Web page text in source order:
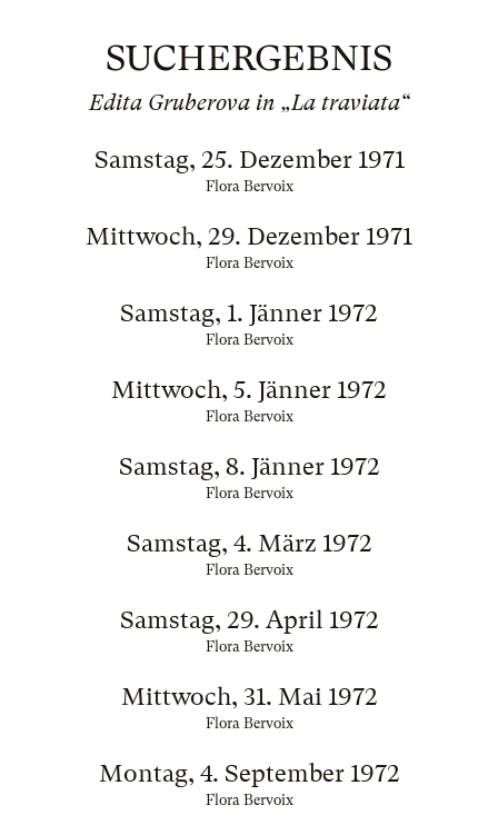
SUCHERGEBNIS
Edita Gruberova in „La traviata“
Samstag, 25. Dezember 1971
Flora Bervoix
Mittwoch, 29. Dezember 1971
Flora Bervoix
Samstag, 1. Jänner 1972
Flora Bervoix
Mittwoch, 5. Jänner 1972
Flora Bervoix
Samstag, 8. Jänner 1972
Flora Bervoix
Samstag, 4. März 1972
Flora Bervoix
Samstag, 29. April 1972
Flora Bervoix
Mittwoch, 31. Mai 1972
Flora Bervoix
Montag, 4. September 1972
Flora Bervoix